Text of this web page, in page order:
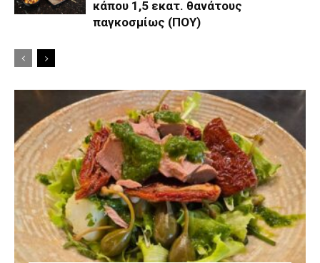
κάπου 1,5 εκατ. θανάτους
παγκοσμίως (ΠΟΥ)